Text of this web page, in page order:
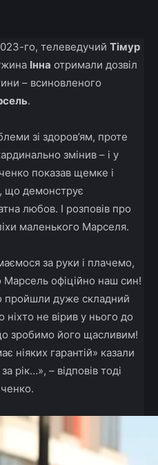
го, телеведучий Тімур
Інна отримали дозвіл
– всиновленого
.
зі здоров’ям, проте
змінив – і у
показав щемке і
що демонструє
любов. І розповів про
маленького Марселя.
за руки і плачемо,
офіційно наш син!
пройшли дуже складний
не вірив у нього до
зробимо його щасливим!
ніяких гарантій» казали
рік…», – відповів тоді